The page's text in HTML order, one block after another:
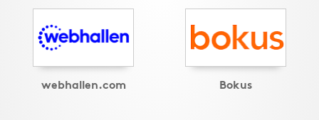
webhallen.com Bokus